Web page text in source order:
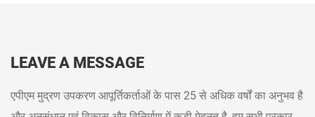
LEAVE A MESSAGE
एपीएम मुद्रण उपकरण आपूर्तिकर्ताओं के पास 25 से अधिक वर्षों का अनुभव है